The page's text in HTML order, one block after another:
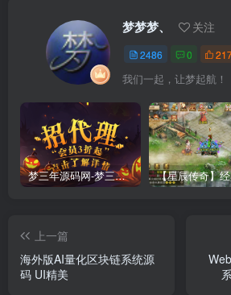
梦梦梦、 关注
2486 0
我们一起，让梦起航！
梦三年源码网-梦三年ym会员代理详情
上一篇
海外版AI量化区块链系统源
码 UI精美